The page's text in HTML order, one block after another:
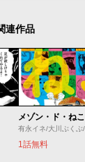
連作品
メゾン・ド・ねこ
1話無料